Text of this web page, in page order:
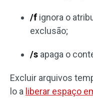
/f ignora o
exclusão;
/s apaga o
Excluir arquivos
lo a liberar espaço